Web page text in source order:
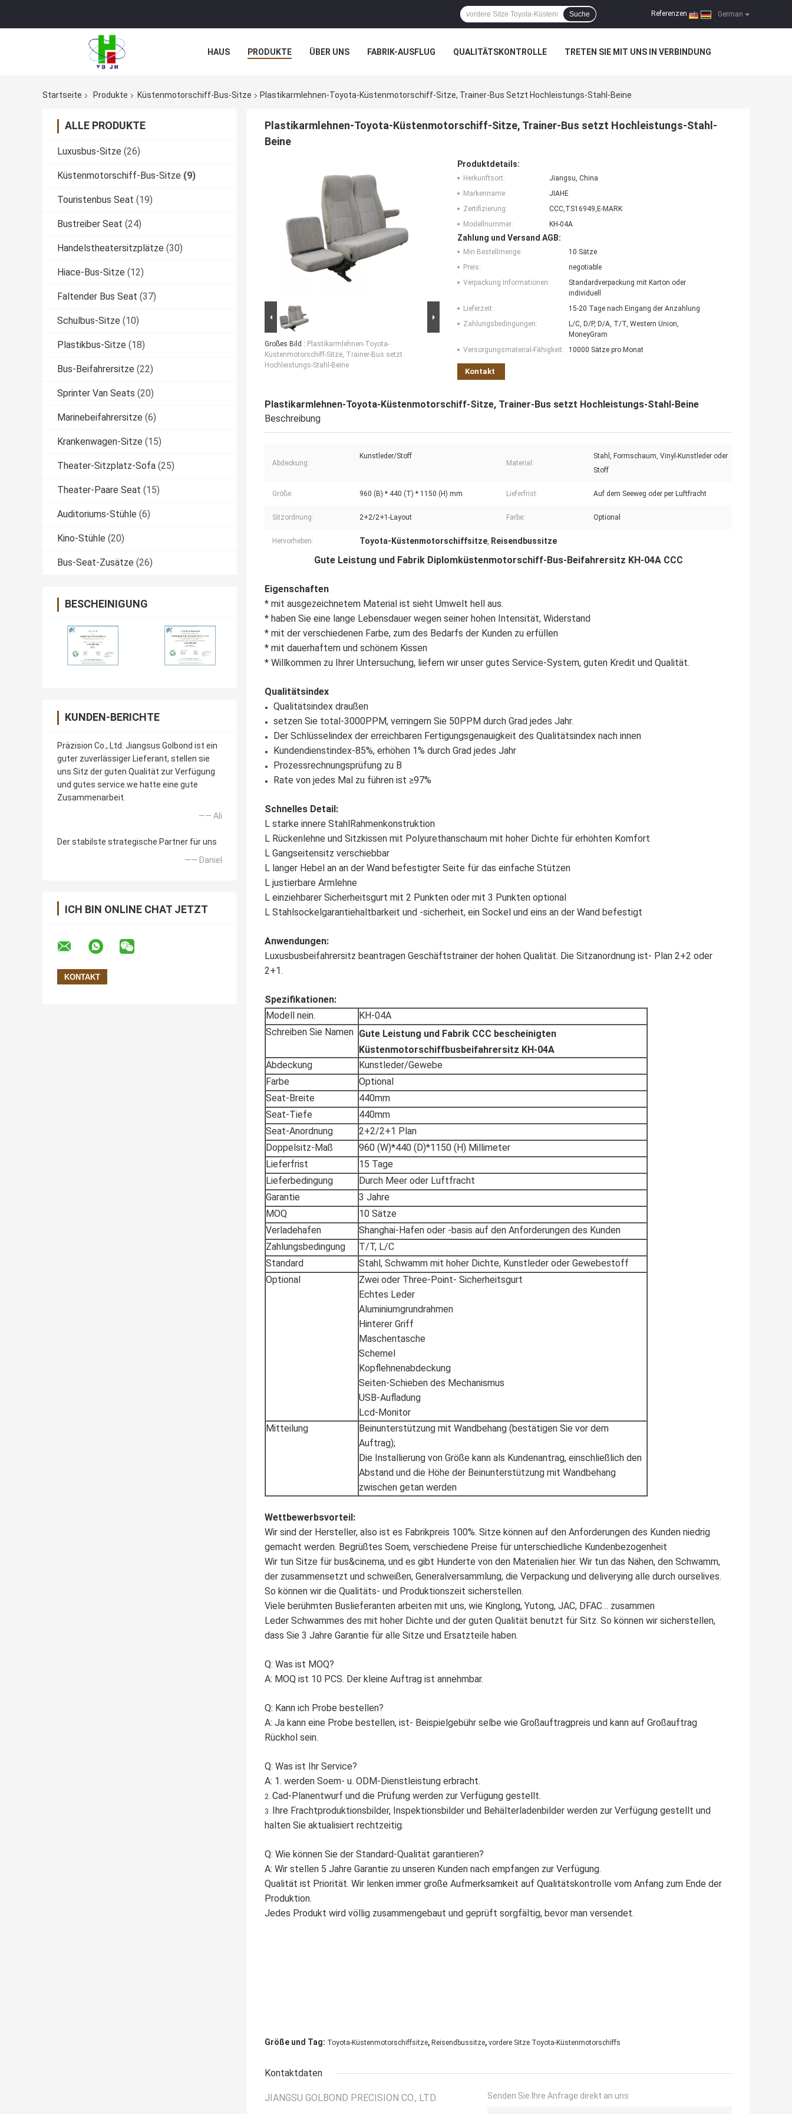
German
Referenzen |
Suche
HAUS PRODUKTE ÜBER UNS FABRIK-AUSFLUG QUALITÄTSKONTROLLE TRETEN SIE MIT UNS IN VERBINDUNG
Startseite
Produkte Küstenmotorschiff-Bus-Sitze Plastikarmlehnen-Toyota-Küstenmotorschiff-Sitze, Trainer-Bus Setzt Hochleistungs-Stahl-Beine
ALLE PRODUKTE
Luxusbus-Sitze (26)
Küstenmotorschiff-Bus-Sitze (9)
Touristenbus Seat (19)
Bustreiber Seat (24)
Handelstheatersitzplätze (30)
Hiace-Bus-Sitze (12)
Faltender Bus Seat (37)
Schulbus-Sitze (10)
Plastikbus-Sitze (18)
Bus-Beifahrersitze (22)
Sprinter Van Seats (20)
Marinebeifahrersitze (6)
Krankenwagen-Sitze (15)
Theater-Sitzplatz-Sofa (25)
Theater-Paare Seat (15)
Auditoriums-Stühle (6)
Kino-Stühle (20)
Bus-Seat-Zusätze (26)
BESCHEINIGUNG
KUNDEN-BERICHTE
Präzision Co., Ltd. Jiangsus Golbond ist ein
guter zuverlässiger Lieferant, stellen sie
uns Sitz der guten Qualität zur Verfügung
und gutes service.we hatte eine gute
Zusammenarbeit.
—— Ali
Der stabilste strategische Partner für uns
—— Daniel
ICH BIN ONLINE CHAT JETZT
Plastikarmlehnen-Toyota-Küstenmotorschiff-Sitze, Trainer-Bus setzt Hochleistungs-Stahl-
Beine
Großes Bild : Plastikarmlehnen-Toyota-
Küstenmotorschiff-Sitze, Trainer-Bus setzt
Hochleistungs-Stahl-Beine
Produktdetails:
Herkunftsort:
Jiangsu, China
Markenname:
JIAHE
Zertifizierung:
CCC,TS16949,E-MARK
Modellnummer:
KH-04A
Zahlung und Versand AGB:
Min Bestellmenge:
10 Sätze
Preis:
negotiable
Verpackung Informationen:
Standardverpackung mit Karton oder
individuell
Lieferzeit:
15-20 Tage nach Eingang der Anzahlung
Zahlungsbedingungen:
L/C, D/P, D/A, T/T, Western Union,
MoneyGram
Versorgungsmaterial-Fähigkeit:
10000 Sätze pro Monat
Kontakt
Plastikarmlehnen-Toyota-Küstenmotorschiff-Sitze, Trainer-Bus setzt Hochleistungs-Stahl-Beine
Beschreibung
Abdeckung:
Kunstleder/Stoff
Material:
Stahl, Formschaum, Vinyl-Kunstleder oder
Stoff
Größe: 960 (B) * 440 (T) * 1150 (H) mm Lieferfrist: Auf dem Seeweg oder per Luftfracht
Sitzordnung: 2+2/2+1-Layout Farbe: Optional
Hervorheben: Toyota-Küstenmotorschiffsitze, Reisendbussitze
Gute Leistung und Fabrik Diplomküstenmotorschiff-Bus-Beifahrersitz KH-04A CCC
Eigenschaften
* mit ausgezeichnetem Material ist sieht Umwelt hell aus.
* haben Sie eine lange Lebensdauer wegen seiner hohen Intensität, Widerstand
* mit der verschiedenen Farbe, zum des Bedarfs der Kunden zu erfüllen
* mit dauerhaftem und schönem Kissen
* Willkommen zu Ihrer Untersuchung, liefern wir unser gutes Service-System, guten Kredit und Qualität.
Qualitätsindex
Qualitätsindex draußen
setzen Sie total-3000PPM, verringern Sie 50PPM durch Grad jedes Jahr.
Der Schlüsselindex der erreichbaren Fertigungsgenauigkeit des Qualitätsindex nach innen
Kundendienstindex-85%, erhöhen 1% durch Grad jedes Jahr
Prozessrechnungsprüfung zu B
Rate von jedes Mal zu führen ist ≥97%
Schnelles Detail:
L starke innere StahlRahmenkonstruktion
L Rückenlehne und Sitzkissen mit Polyurethanschaum mit hoher Dichte für erhöhten Komfort
L Gangseitensitz verschiebbar
L langer Hebel an an der Wand befestigter Seite für das einfache Stützen
L justierbare Armlehne
L einziehbarer Sicherheitsgurt mit 2 Punkten oder mit 3 Punkten optional
L Stahlsockelgarantiehaltbarkeit und -sicherheit, ein Sockel und eins an der Wand befestigt
Anwendungen:
Luxusbusbeifahrersitz beantragen Geschäftstrainer der hohen Qualität. Die Sitzanordnung ist- Plan 2+2 oder
2+1.
Spezifikationen:
Modell nein.
KH-04A
Schreiben Sie Namen Gute Leistung und Fabrik CCC bescheinigten
Küstenmotorschiffbusbeifahrersitz KH-04A
Abdeckung
Kunstleder/Gewebe
Farbe
Optional
Seat-Breite
440mm
Seat-Tiefe
440mm
Seat-Anordnung
2+2/2+1 Plan
Doppelsitz-Maß
960 (W)*440 (D)*1150 (H) Millimeter
Lieferfrist
15 Tage
Lieferbedingung
Durch Meer oder Luftfracht
Garantie
3 Jahre
MOQ
10 Sätze
Verladehafen
Shanghai-Hafen oder -basis auf den Anforderungen des Kunden
Zahlungsbedingung
T/T, L/C
Standard
Stahl, Schwamm mit hoher Dichte, Kunstleder oder Gewebestoff
Optional
Zwei oder Three-Point- Sicherheitsgurt
Echtes Leder
Aluminiumgrundrahmen
Hinterer Griff
Maschentasche
Schemel
Kopflehnenabdeckung
Seiten-Schieben des Mechanismus
USB-Aufladung
Lcd-Monitor
Mitteilung
Beinunterstützung mit Wandbehang (bestätigen Sie vor dem
Auftrag);
Die Installierung von Größe kann als Kundenantrag, einschließlich den
Abstand und die Höhe der Beinunterstützung mit Wandbehang
zwischen getan werden
Wettbewerbsvorteil:
Wir sind der Hersteller, also ist es Fabrikpreis 100%. Sitze können auf den Anforderungen des Kunden niedrig
gemacht werden. Begrüßtes Soem, verschiedene Preise für unterschiedliche Kundenbezogenheit
Wir tun Sitze für bus&cinema, und es gibt Hunderte von den Materialien hier. Wir tun das Nähen, den Schwamm,
der zusammensetzt und schweißen, Generalversammlung, die Verpackung und deliverying alle durch ourselives.
So können wir die Qualitäts- und Produktionszeit sicherstellen.
Viele berühmten Buslieferanten arbeiten mit uns, wie Kinglong, Yutong, JAC, DFAC… zusammen
Leder Schwammes des mit hoher Dichte und der guten Qualität benutzt für Sitz. So können wir sicherstellen,
dass Sie 3 Jahre Garantie für alle Sitze und Ersatzteile haben.
Q: Was ist MOQ?
A: MOQ ist 10 PCS. Der kleine Auftrag ist annehmbar.
Q: Kann ich Probe bestellen?
A: Ja kann eine Probe bestellen, ist- Beispielgebühr selbe wie Großauftragpreis und kann auf Großauftrag
Rückhol sein.
Q: Was ist Ihr Service?
A: 1. werden Soem- u. ODM-Dienstleistung erbracht.
2. Cad-Planentwurf und die Prüfung werden zur Verfügung gestellt.
3.
Ihre Frachtproduktionsbilder, Inspektionsbilder und Behälterladenbilder werden zur Verfügung gestellt und
halten Sie aktualisiert rechtzeitig.
Q: Wie können Sie der Standard-Qualität garantieren?
A: Wir stellen 5 Jahre Garantie zu unseren Kunden nach empfangen zur Verfügung.
Qualität ist Priorität. Wir lenken immer große Aufmerksamkeit auf Qualitätskontrolle vom Anfang zum Ende der
Produktion.
Jedes Produkt wird völlig zusammengebaut und geprüft sorgfältig, bevor man versendet.
Größe und Tag: Toyota-Küstenmotorschiffsitze, Reisendbussitze, vordere Sitze Toyota-Küstenmotorschiffs
Kontaktdaten
JIANGSU GOLBOND PRECISION CO., LTD. Senden Sie Ihre Anfrage direkt an uns